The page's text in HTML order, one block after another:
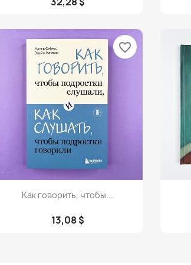
Просмотр
Как говорить, чтобы...
13,08 $
favorite_border